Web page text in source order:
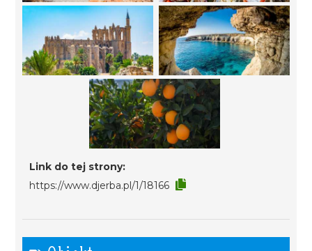
Link do tej strony:
https://www.djerba.pl/1/18166